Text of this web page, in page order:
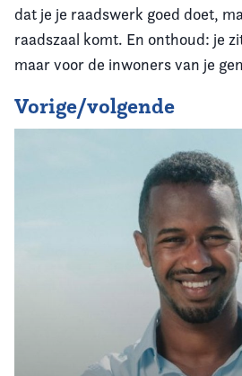
dat je je raadswerk goed doet,
raadszaal komt. En onthoud: je
maar voor de inwoners van je
Vorige/volgende